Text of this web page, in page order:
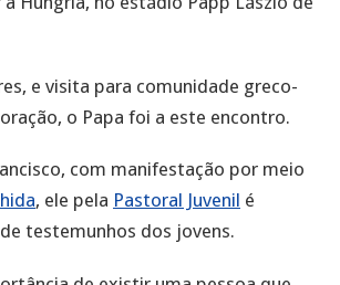
e visita para comunidade greco-
o Papa foi a este encontro.
com manifestação por meio
, ele pela Pastoral Juvenil é
testemunhos dos jovens.